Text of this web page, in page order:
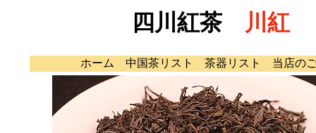
四川紅茶 川紅
ホーム 中国茶リスト 茶器リスト 当店の